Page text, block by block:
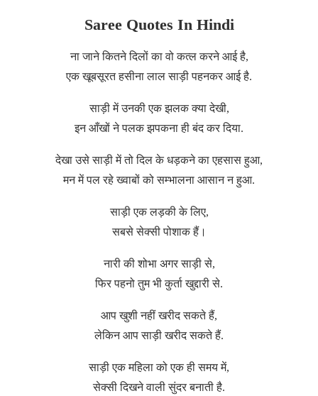
Saree Quotes In Hindi
ना जाने कितने दिलों का वो कत्ल करने आई है,
एक खूबसूरत हसीना लाल साड़ी पहनकर आई है.
साड़ी में उनकी एक झलक क्या देखी,
इन आँखों ने पलक झपकना ही बंद कर दिया.
देखा उसे साड़ी में तो दिल के धड़कने का एहसास हुआ,
मन में पल रहे ख्वाबों को सम्भालना आसान न हुआ.
साड़ी एक लड़की के लिए,
सबसे सेक्सी पोशाक हैं।
नारी की शोभा अगर साड़ी से,
फिर पहनो तुम भी कुर्ता खुद्दारी से.
आप खुशी नहीं खरीद सकते हैं,
लेकिन आप साड़ी खरीद सकते हैं.
साड़ी एक महिला को एक ही समय में,
सेक्सी दिखने वाली सुंदर बनाती है.